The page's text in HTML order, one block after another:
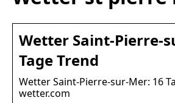
Wetter Saint-Pierre-
Tage Trend
Wetter Saint-Pierre-sur-Mer: 16
wetter.com